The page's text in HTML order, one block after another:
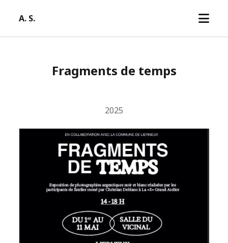
A. S.
open
Fragments de temps
2025